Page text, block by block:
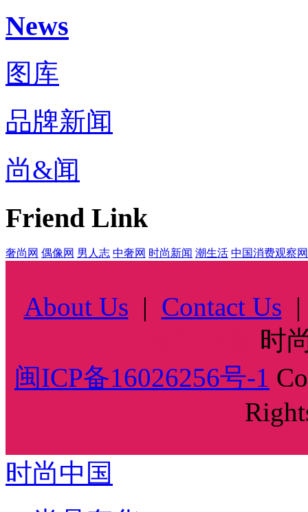
News
图库
品牌新闻
尚&闻
Friend Link
奢尚网 偶像网 男人志 中奢网 时尚新闻 潮生活 中国消费观察网
About Us | Contact Us
时
闽ICP备16026256号-1
时尚中国